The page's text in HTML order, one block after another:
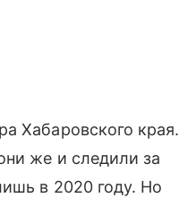
Хабаровского края.
же и следили за
в 2020 году. Но